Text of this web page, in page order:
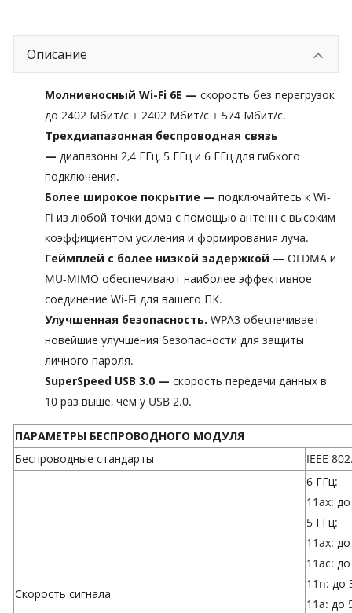
Описание
Молниеносный Wi-Fi 6E — скорость без перегрузок
до 2402 Мбит/с + 2402 Мбит/с + 574 Мбит/с.
Трехдиапазонная беспроводная связь
— диапазоны 2,4 ГГц, 5 ГГц и 6 ГГц для гибкого
подключения.
Более широкое покрытие — подключайтесь к Wi-
Fi из любой точки дома с помощью антенн с высоким
коэффициентом усиления и формирования луча.
Геймплей с более низкой задержкой — OFDMA и
MU-MIMO обеспечивают наиболее эффективное
соединение Wi-Fi для вашего ПК.
Улучшенная безопасность. WPA3 обеспечивает
новейшие улучшения безопасности для защиты
личного пароля.
SuperSpeed ​​USB 3.0 — скорость передачи данных в
10 раз выше, чем у USB 2.0.
ПАРАМЕТРЫ БЕСПРОВОДНОГО МОДУЛЯ
Беспроводные стандарты
IEEE
Скорость сигнала
6 ГГц:
11ax:
5 ГГц:
11ax:
11ac:
11n: до
11a: до